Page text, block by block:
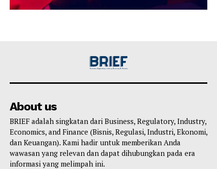
About us
BRIEF adalah singkatan dari Business, Regulatory, Industry,
Economics, and Finance (Bisnis, Regulasi, Industri, Ekonomi,
dan Keuangan). Kami hadir untuk memberikan Anda
wawasan yang relevan dan dapat dihubungkan pada era
informasi yang melimpah ini.